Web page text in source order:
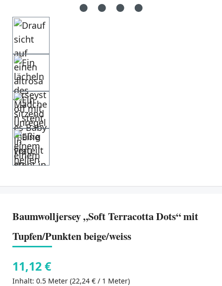
Baumwolljersey „Soft Terracotta Dots“ mit
Tupfen/Punkten beige/weiss
11,12 €
Inhalt: 0.5 Meter (22,24 € / 1 Meter)